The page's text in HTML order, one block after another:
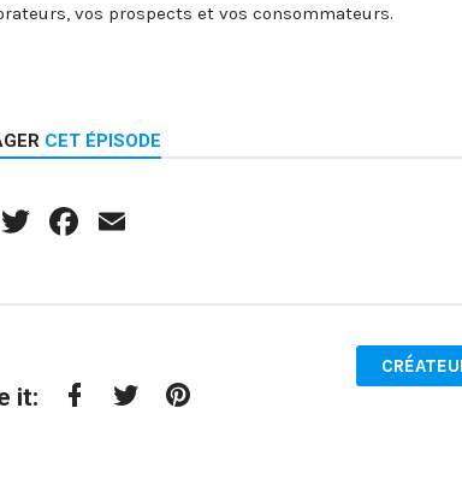
vos prospects et vos consommateurs.
CET ÉPISODE
LinkedIn
TwitterFacebook
it: